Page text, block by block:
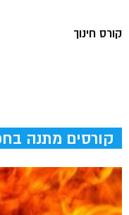
קורס חינוך
קורסים מתנה